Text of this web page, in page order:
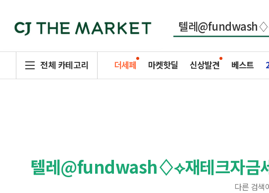
전체 카테고리 더세페 마켓핫딜 신상발견 베스트
텔레@fundwash♢⟡재테크자금
다른 검색